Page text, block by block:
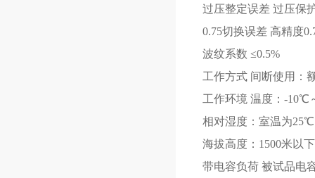
过压整定误差 过压保
0.75切换误差 高精度
波纹系数 ≤0.5%
工作方式 间断使用：
工作环境 温度：-10℃
相对湿度：室温为
海拔高度：1500米以下
带电容负荷 被试品电